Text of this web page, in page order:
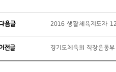
음글 2016 생활체육지도자
전글 경기도체육회 직장운동